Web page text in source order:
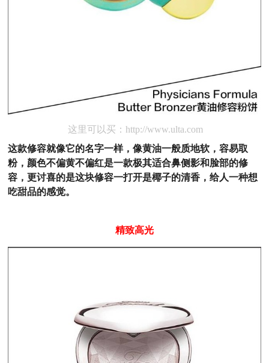
这里可以买：http://www.ulta.com
这款修容就像它的名字一样，像黄油一般质地软，容易取
粉，颜色不偏黄不偏红是一款极其适合鼻侧影和脸部的修
容，更讨喜的是这块修容一打开是椰子的清香，给人一种想
吃甜品的感觉。
精致高光